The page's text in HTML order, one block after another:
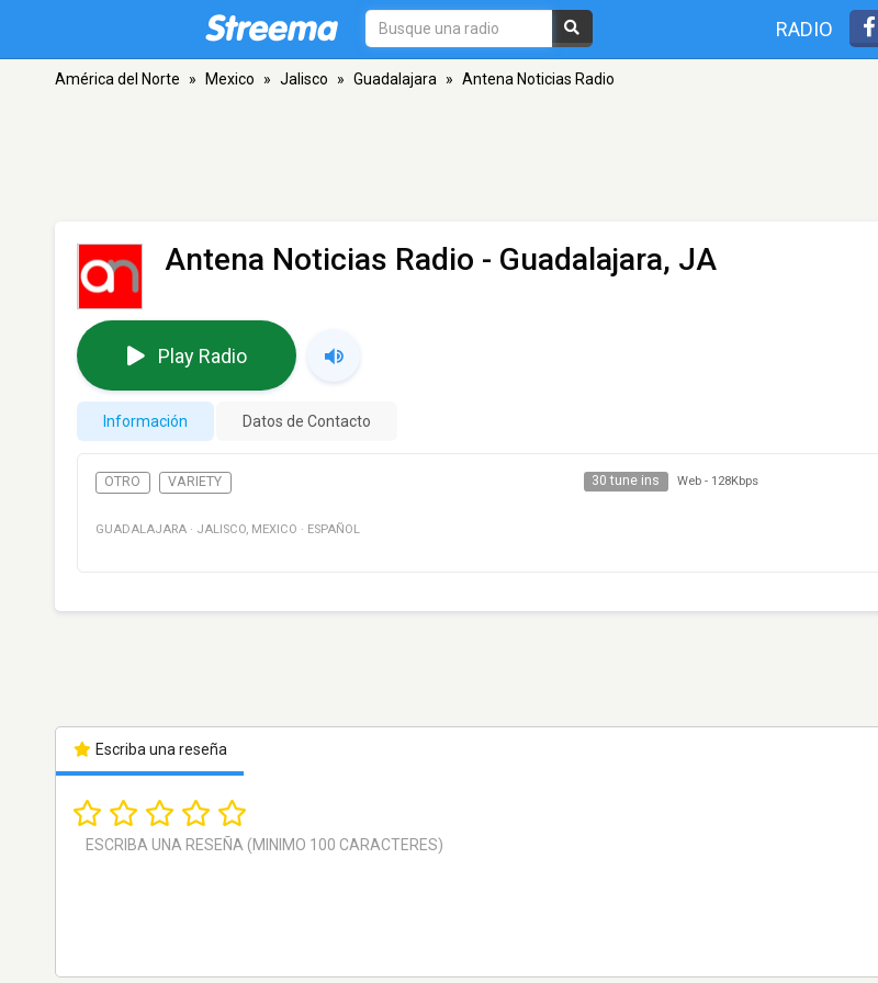
RADIO
América del Norte » Mexico » Jalisco » Guadalajara » Antena Noticias Radio
Antena Noticias Radio - Guadalajara, JA
Play Radio
Información Datos de Contacto
OTRO VARIETY 30 tune ins Web - 128Kbps
GUADALAJARA · JALISCO, MEXICO · ESPAÑOL
Escriba una reseña